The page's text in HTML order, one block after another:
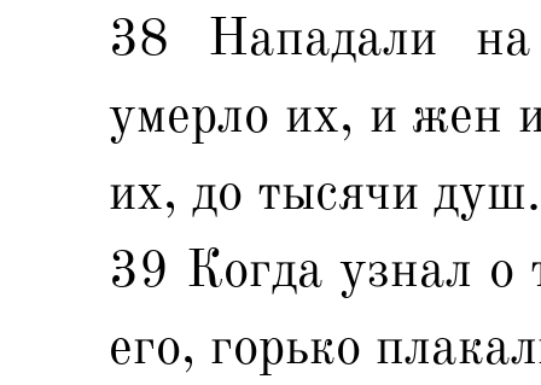
38 Нападали
умерло их, и жен
их, до тысячи душ.
39 Когда узнал о
его, горько